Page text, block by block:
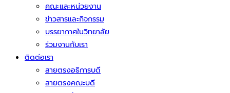
คณะและหน่วยงาน
ข่าวสารและกิจกรรม
บรรยากาศในวิทยาลัย
ร่วมงานกับเรา
ติดต่อเรา
สายตรงอธิการบดี
สายตรงคณะบดี